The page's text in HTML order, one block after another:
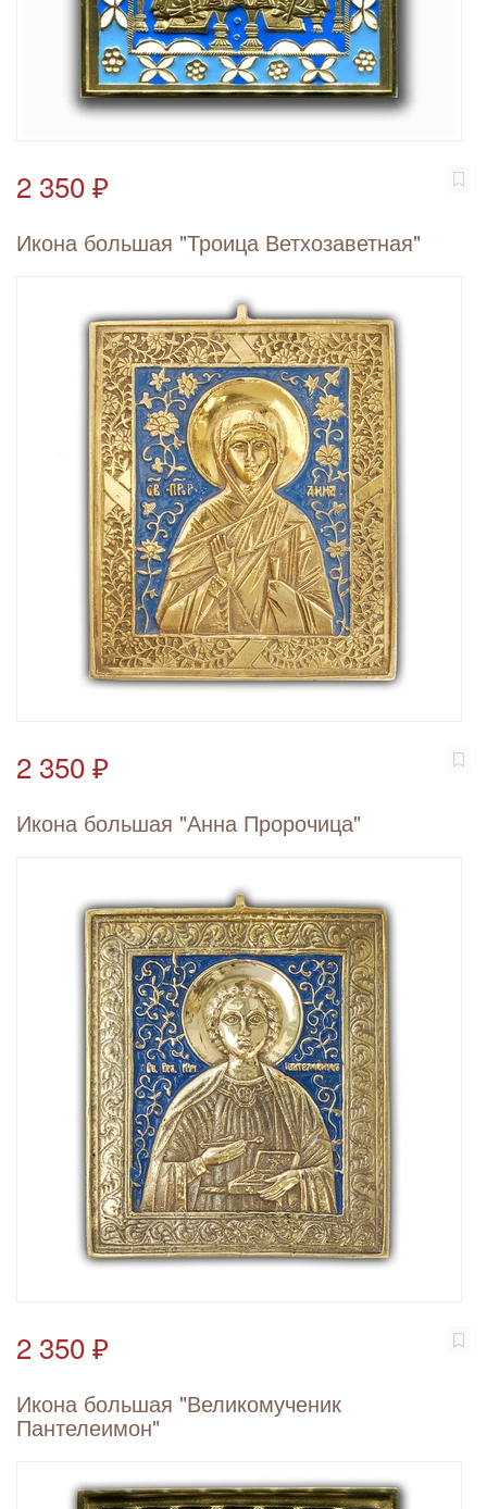
2 350 ₽
Икона большая "Троица Ветхозаветная"
2 350 ₽
Икона большая "Анна Пророчица"
2 350 ₽
Икона большая "Великомученик
Пантелеимон"